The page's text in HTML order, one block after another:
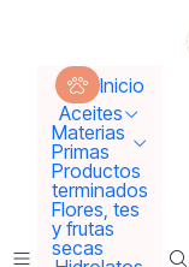
Inicio
Aceites
Materias
Primas
Productos
terminados
Flores, tes
y frutas
secas
Inicio
Pigmentos